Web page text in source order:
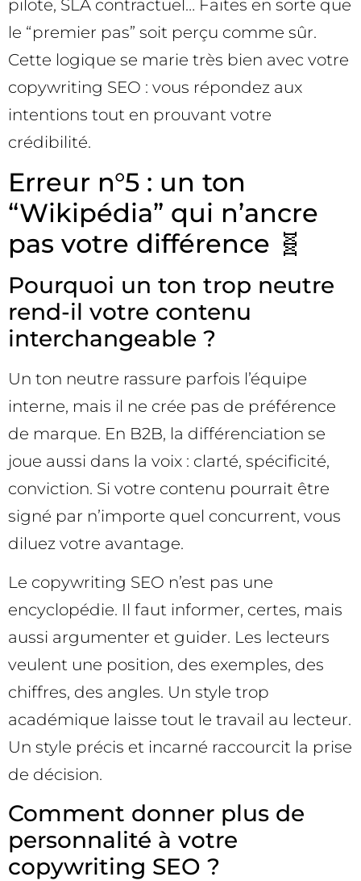
pilote, SLA contractuel… Faites en sorte que
le “premier pas” soit perçu comme sûr.
Cette logique se marie très bien avec votre
copywriting SEO : vous répondez aux
intentions tout en prouvant votre
crédibilité.
Erreur n°5 : un ton
“Wikipédia” qui n’ancre
pas votre différence 🧬
Pourquoi un ton trop neutre
rend-il votre contenu
interchangeable ?
Un ton neutre rassure parfois l’équipe
interne, mais il ne crée pas de préférence
de marque. En B2B, la différenciation se
joue aussi dans la voix : clarté, spécificité,
conviction. Si votre contenu pourrait être
signé par n’importe quel concurrent, vous
diluez votre avantage.
Le copywriting SEO n’est pas une
encyclopédie. Il faut informer, certes, mais
aussi argumenter et guider. Les lecteurs
veulent une position, des exemples, des
chiffres, des angles. Un style trop
académique laisse tout le travail au lecteur.
Un style précis et incarné raccourcit la prise
de décision.
Comment donner plus de
personnalité à votre
copywriting SEO ?